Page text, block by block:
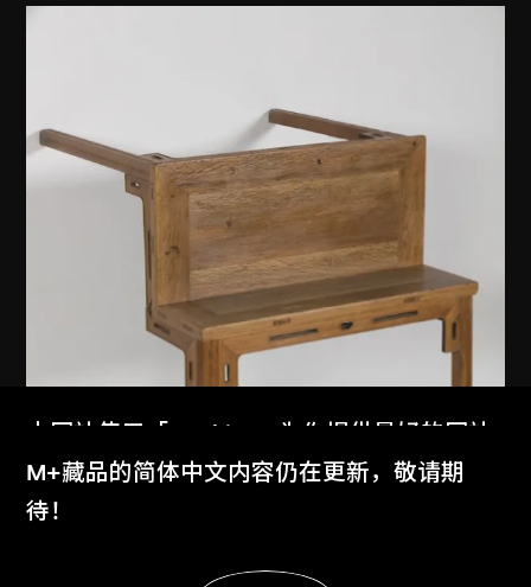
本网站使用「Cookies」为你提供最好的网站
体验。
了解更多
M+藏品的简体中文内容仍在更新，敬请期
待！
显示更多